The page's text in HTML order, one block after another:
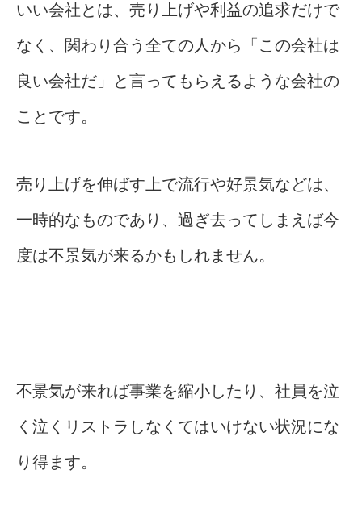
いい会社とは、売り上げや利益の追求だけで
なく、関わり合う全ての人から「この会社は
良い会社だ」と言ってもらえるような会社の
ことです。
売り上げを伸ばす上で流行や好景気などは、
一時的なものであり、過ぎ去ってしまえば今
度は不景気が来るかもしれません。
不景気が来れば事業を縮小したり、社員を泣
く泣くリストラしなくてはいけない状況にな
り得ます。